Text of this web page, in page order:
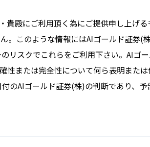
貴殿にご利用頂く為にご提供申し上げる
。このような情報にはAIゴールド証券(
リスクでこれらをご利用下さい。AIゴ
性または完全性について何ら表明また
のAIゴールド証券(株)の判断であり、予